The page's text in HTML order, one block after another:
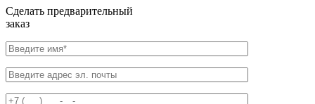
Сделать предварительный
заказ